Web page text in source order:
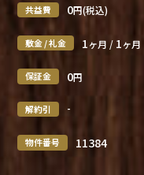
共益費 0円(税込)
敷金 / 礼金 1ヶ月 / 1ヶ月
保証金 0円
解約引 -
物件番号 11384